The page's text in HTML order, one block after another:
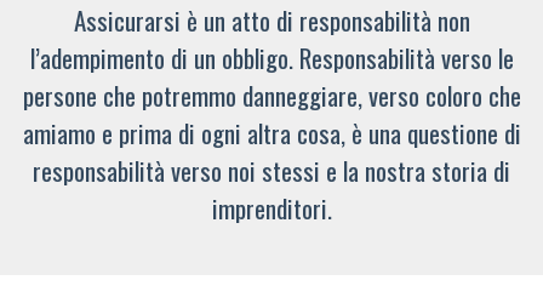
Assicurarsi è un atto di responsabilità non
l’adempimento di un obbligo. Responsabilità verso le
persone che potremmo danneggiare, verso coloro che
amiamo e prima di ogni altra cosa, è una questione di
responsabilità verso noi stessi e la nostra storia di
imprenditori.